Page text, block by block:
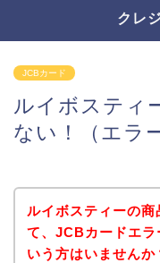
クレ
JCBカード
ルイボスティ
ない！（エラ
ルイボスティーの
て、JCBカードエラ
いう方はいませんか